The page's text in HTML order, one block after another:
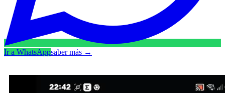
Ir a WhatsAppsaber más →